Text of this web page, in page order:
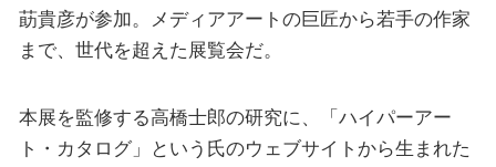
莇貴彦が参加。メディアアートの巨匠から若手の作家
まで、世代を超えた展覧会だ。
本展を監修する高橋士郎の研究に、「ハイパーアー
ト・カタログ」という氏のウェブサイトから生まれた